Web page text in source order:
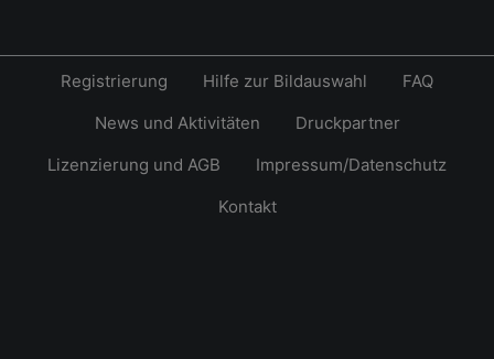
Registrierung Hilfe zur Bildauswahl
FAQ
News und Aktivitäten
Druckpartner
Lizenzierung und AGB
Impressum/Datenschutz
Kontakt